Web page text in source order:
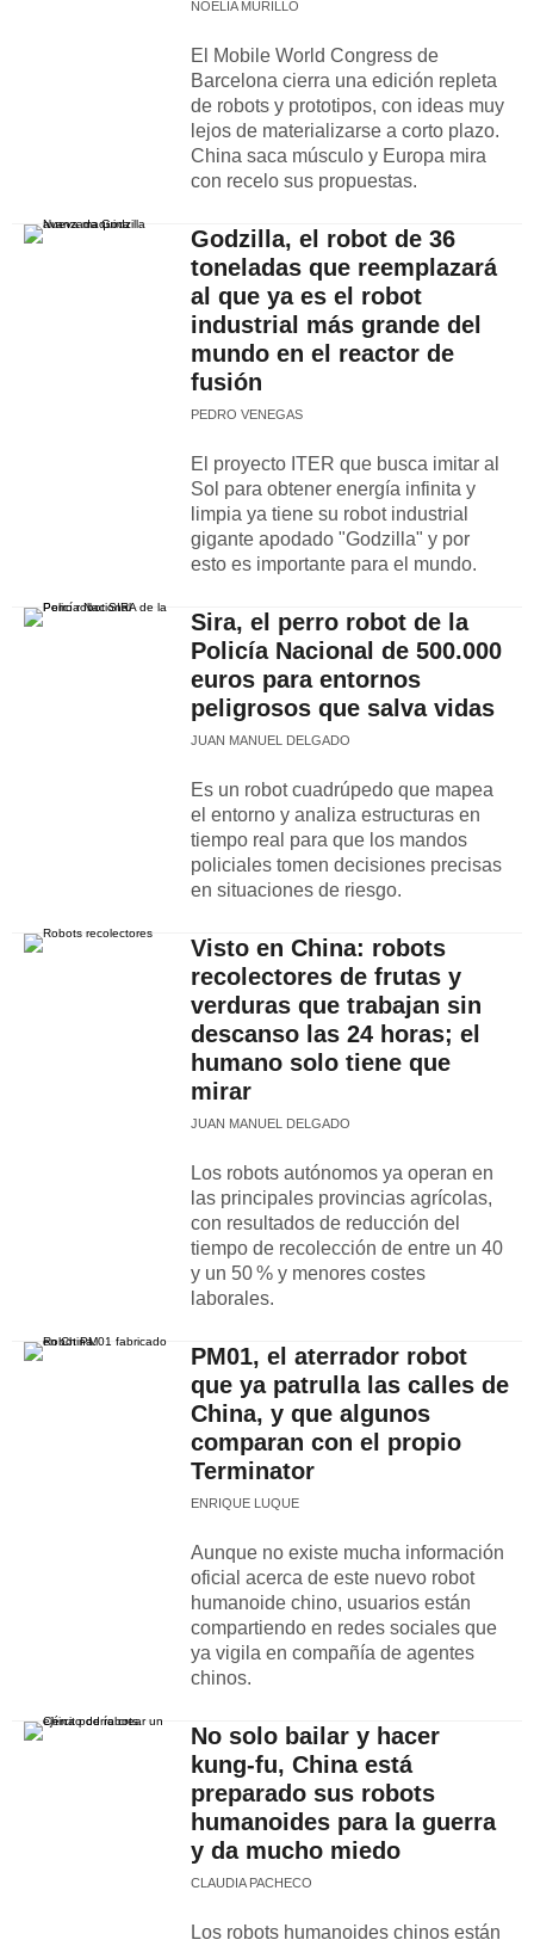
NOELIA MURILLO
El Mobile World Congress de
Barcelona cierra una edición repleta
de robots y prototipos, con ideas muy
lejos de materializarse a corto plazo.
China saca músculo y Europa mira
con recelo sus propuestas.
Godzilla, el robot de 36
toneladas que reemplazará
al que ya es el robot
industrial más grande del
mundo en el reactor de
fusión
PEDRO VENEGAS
El proyecto ITER que busca imitar al
Sol para obtener energía infinita y
limpia ya tiene su robot industrial
gigante apodado "Godzilla" y por
esto es importante para el mundo.
Sira, el perro robot de la
Policía Nacional de 500.000
euros para entornos
peligrosos que salva vidas
JUAN MANUEL DELGADO
Es un robot cuadrúpedo que mapea
el entorno y analiza estructuras en
tiempo real para que los mandos
policiales tomen decisiones precisas
en situaciones de riesgo.
Visto en China: robots
recolectores de frutas y
verduras que trabajan sin
descanso las 24 horas; el
humano solo tiene que
mirar
JUAN MANUEL DELGADO
Los robots autónomos ya operan en
las principales provincias agrícolas,
con resultados de reducción del
tiempo de recolección de entre un 40
y un 50 % y menores costes
laborales.
PM01, el aterrador robot
que ya patrulla las calles de
China, y que algunos
comparan con el propio
Terminator
ENRIQUE LUQUE
Aunque no existe mucha información
oficial acerca de este nuevo robot
humanoide chino, usuarios están
compartiendo en redes sociales que
ya vigila en compañía de agentes
chinos.
No solo bailar y hacer
kung-fu, China está
preparado sus robots
humanoides para la guerra
y da mucho miedo
CLAUDIA PACHECO
Los robots humanoides chinos están